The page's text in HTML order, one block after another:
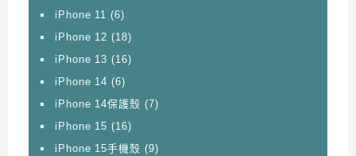
iPhone 11 (6)
iPhone 12 (18)
iPhone 13 (16)
iPhone 14 (6)
iPhone 14保護殼 (7)
iPhone 15 (16)
iPhone 15手機殼 (9)